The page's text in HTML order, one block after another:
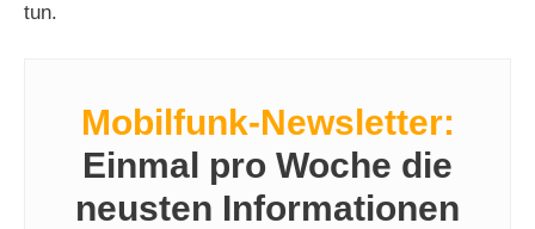
tun.
Mobilfunk-Newsletter:
Einmal pro Woche die
neusten Informationen